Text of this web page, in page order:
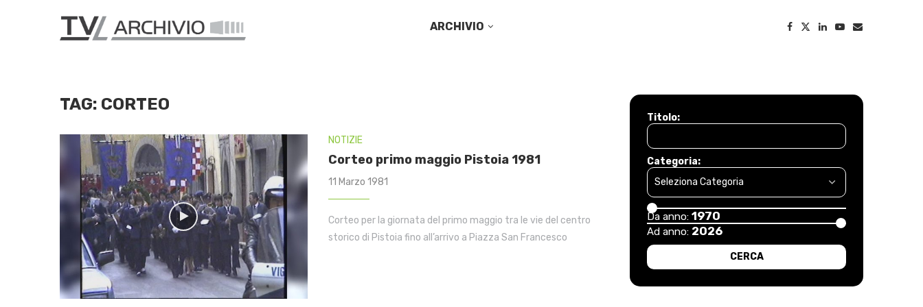
ARCHIVIO
TAG: CORTEO
NOTIZIE
Corteo primo maggio Pistoia 1981
11 Marzo 1981
Corteo per la giornata del primo maggio tra le vie del centro
storico di Pistoia fino all’arrivo a Piazza San Francesco
Titolo:
Categoria:
Da anno: 1970
Ad anno: 2026